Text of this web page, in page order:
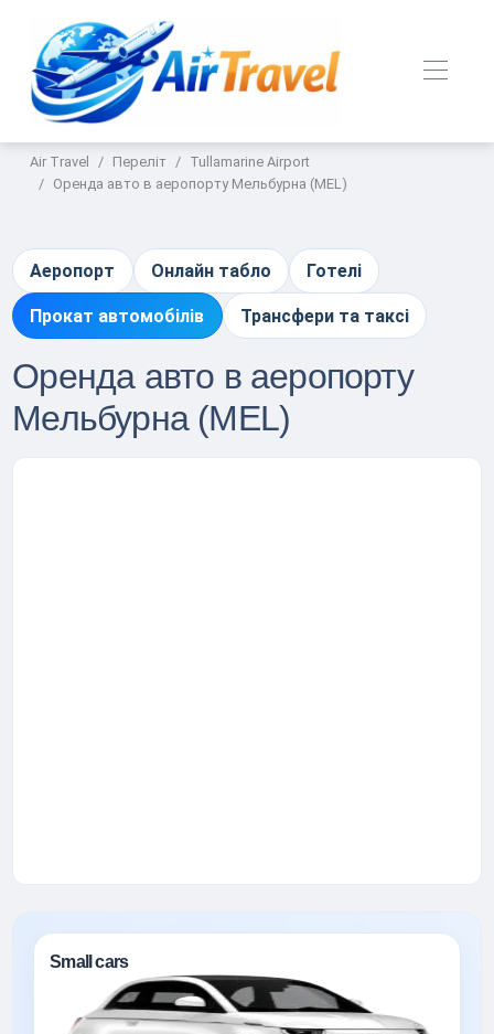
Air Travel Переліт
Tullamarine Airport
Оренда авто в аеропорту Мельбурна (MEL)
Аеропорт Онлайн табло Готелі
Прокат автомобілів Трансфери та таксі
Оренда авто в аеропорту
Мельбурна (MEL)
Small cars